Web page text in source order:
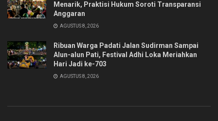
Menarik, Praktisi Hukum Soroti Transparansi
Anggaran
AGUSTUS 8, 2026
Ribuan Warga Padati Jalan Sudirman Sampai
Alun-alun Pati, Festival Adhi Loka Meriahkan
Hari Jadi ke-703
AGUSTUS 8, 2026